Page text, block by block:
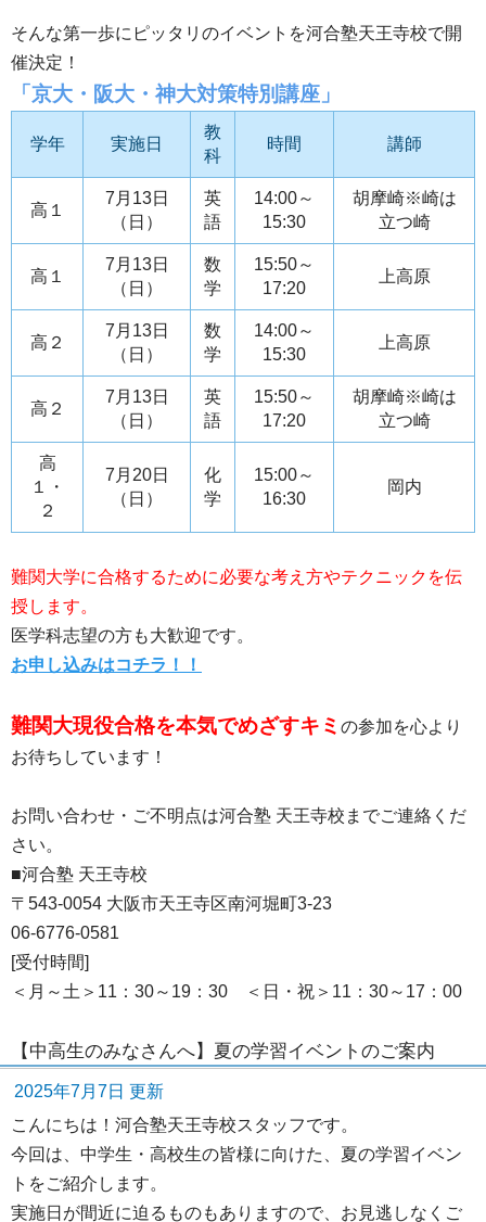
そんな第一歩にピッタリのイベントを河合塾天王寺校で開
催決定！
「京大・阪大・神大対策特別講座」
学年 実施日
教
科
時間 講師
高１
7月13日
（日）
英
語
14:00～
15:30
胡摩崎※崎は
立つ崎
高１
7月13日
（日）
数
学
15:50～
17:20
上高原
高２
7月13日
（日）
数
学
14:00～
15:30
上高原
高２
7月13日
（日）
英
語
15:50～
17:20
胡摩崎※崎は
立つ崎
高
１・
２
7月20日
（日）
化
学
15:00～
16:30
岡内
難関大学に合格するために必要な考え方やテクニックを伝
授します。
医学科志望の方も大歓迎です。
お申し込みはコチラ！！
難関大現役合格を本気でめざすキミ の参加を心より
お待ちしています！
お問い合わせ・ご不明点は河合塾 天王寺校までご連絡くだ
さい。
■河合塾 天王寺校
〒543-0054 大阪市天王寺区南河堀町3-23
06-6776-0581
[受付時間]
＜月～土＞11：30～19：30 ＜日・祝＞11：30～17：00
【中高生のみなさんへ】夏の学習イベントのご案内
2025年7月7日 更新
こんにちは！河合塾天王寺校スタッフです。
今回は、中学生・高校生の皆様に向けた、夏の学習イベン
トをご紹介します。
実施日が間近に迫るものもありますので、お見逃しなくご